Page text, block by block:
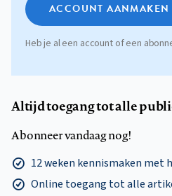
ACCOUNT AANMAKEN
Heb je al een account of een
Altijd toegang tot alle
Abonneer vandaag nog!
12 weken kennismaken met
Online toegang tot alle